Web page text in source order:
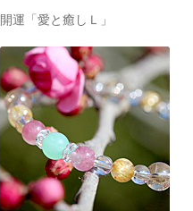
開運「愛と癒しＬ」